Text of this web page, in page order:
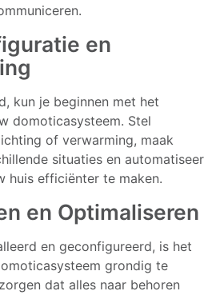
en
kun je beginnen met het
domoticasysteem. Stel
of verwarming, maak
situaties en automatiseer
huis efficiënter te maken.
en Optimaliseren
en geconfigureerd, is het
grondig te
dat alles naar behoren